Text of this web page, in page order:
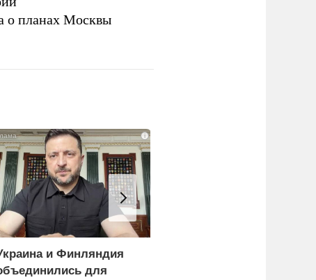
о планах Москвы
i
и Финляндия
для